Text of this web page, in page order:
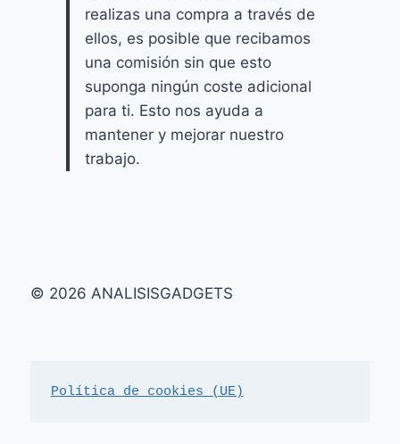
realizas una compra a través de
ellos, es posible que recibamos
una comisión sin que esto
suponga ningún coste adicional
para ti. Esto nos ayuda a
mantener y mejorar nuestro
trabajo.
© 2026 ANALISISGADGETS
Política de cookies (UE)